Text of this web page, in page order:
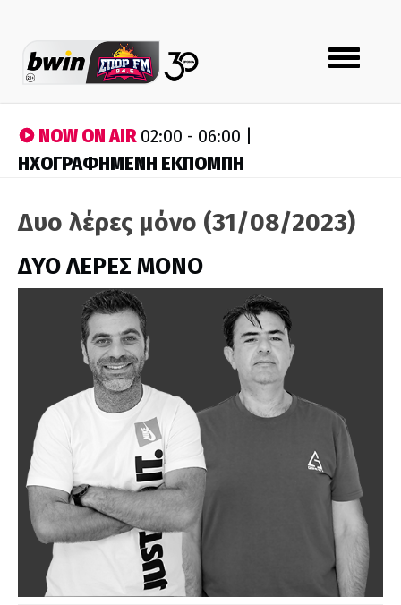
Toggle
navigation
NOW ON AIR02:00 - 06:00 |
ΗΧΟΓΡΑΦΗΜΕΝΗ ΕΚΠΟΜΠΗ
Δυο λέρες μόνο (31/08/2023)
ΔΥΟ ΛΕΡΕΣ ΜΟΝΟ